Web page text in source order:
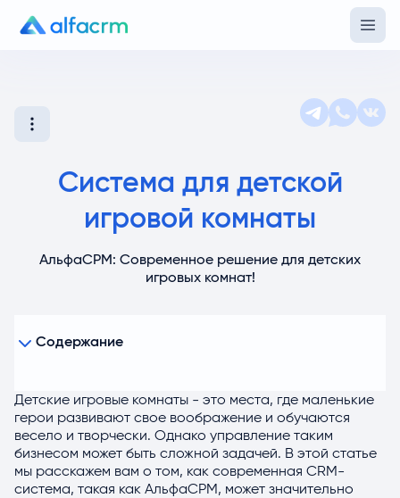
Система для детской
игровой комнаты
АльфаСРМ: Современное решение для детских
игровых комнат!
Содержание
Детские игровые комнаты - это места, где маленькие
герои развивают свое воображение и обучаются
весело и творчески. Однако управление таким
бизнесом может быть сложной задачей. В этой статье
мы расскажем вам о том, как современная CRM-
система, такая как АльфаСРМ, может значительно